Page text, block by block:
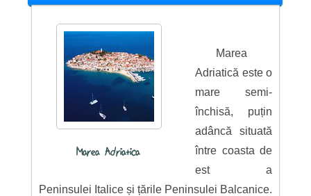
Marea Adriatica
Marea
Adriatică este o
mare semi-
închisă, puțin
adâncă situată
între coasta de
est a
Peninsulei Italice și țările Peninsulei Balcanice.